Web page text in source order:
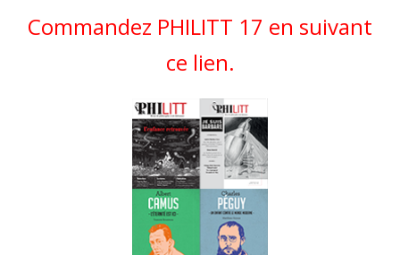
Commandez PHILITT 17 en suivant
ce lien.